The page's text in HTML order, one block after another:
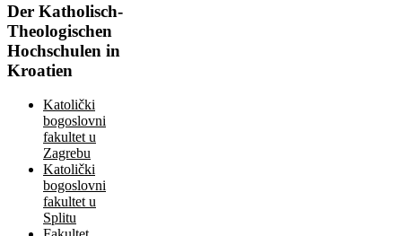
Der Katholisch-
Theologischen
Hochschulen in
Kroatien
Katolički
bogoslovni
fakultet u
Zagrebu
Katolički
bogoslovni
fakultet u
Splitu